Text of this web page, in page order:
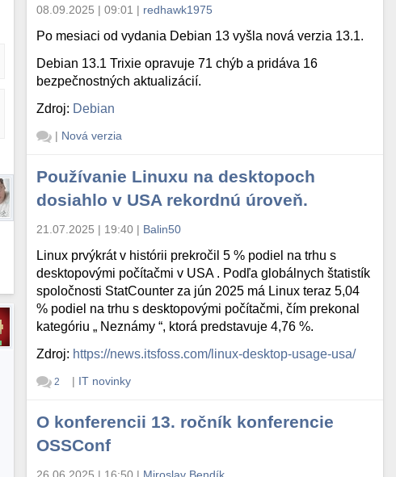
08.09.2025 | 09:01 | redhawk1975
Po mesiaci od vydania Debian 13 vyšla nová verzia 13.1.
Debian 13.1 Trixie opravuje 71 chýb a pridáva 16
bezpečnostných aktualizácií.
Zdroj: Debian
| Nová verzia
Používanie Linuxu na desktopoch
dosiahlo v USA rekordnú úroveň.
21.07.2025 | 19:40 | Balin50
Linux prvýkrát v histórii prekročil 5 % podiel na trhu s
desktopovými počítačmi v USA . Podľa globálnych štatistík
spoločnosti StatCounter za jún 2025 má Linux teraz 5,04
% podiel na trhu s desktopovými počítačmi, čím prekonal
kategóriu „ Neznámy “, ktorá predstavuje 4,76 %.
Zdroj: https://news.itsfoss.com/linux-desktop-usage-usa/
2 | IT novinky
O konferencii 13. ročník konferencie
OSSConf